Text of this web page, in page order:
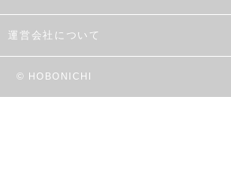
運営会社について
© HOBONICHI